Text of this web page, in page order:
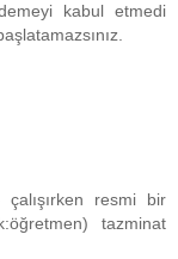
kabul etmedi
resmi bir
tazminat